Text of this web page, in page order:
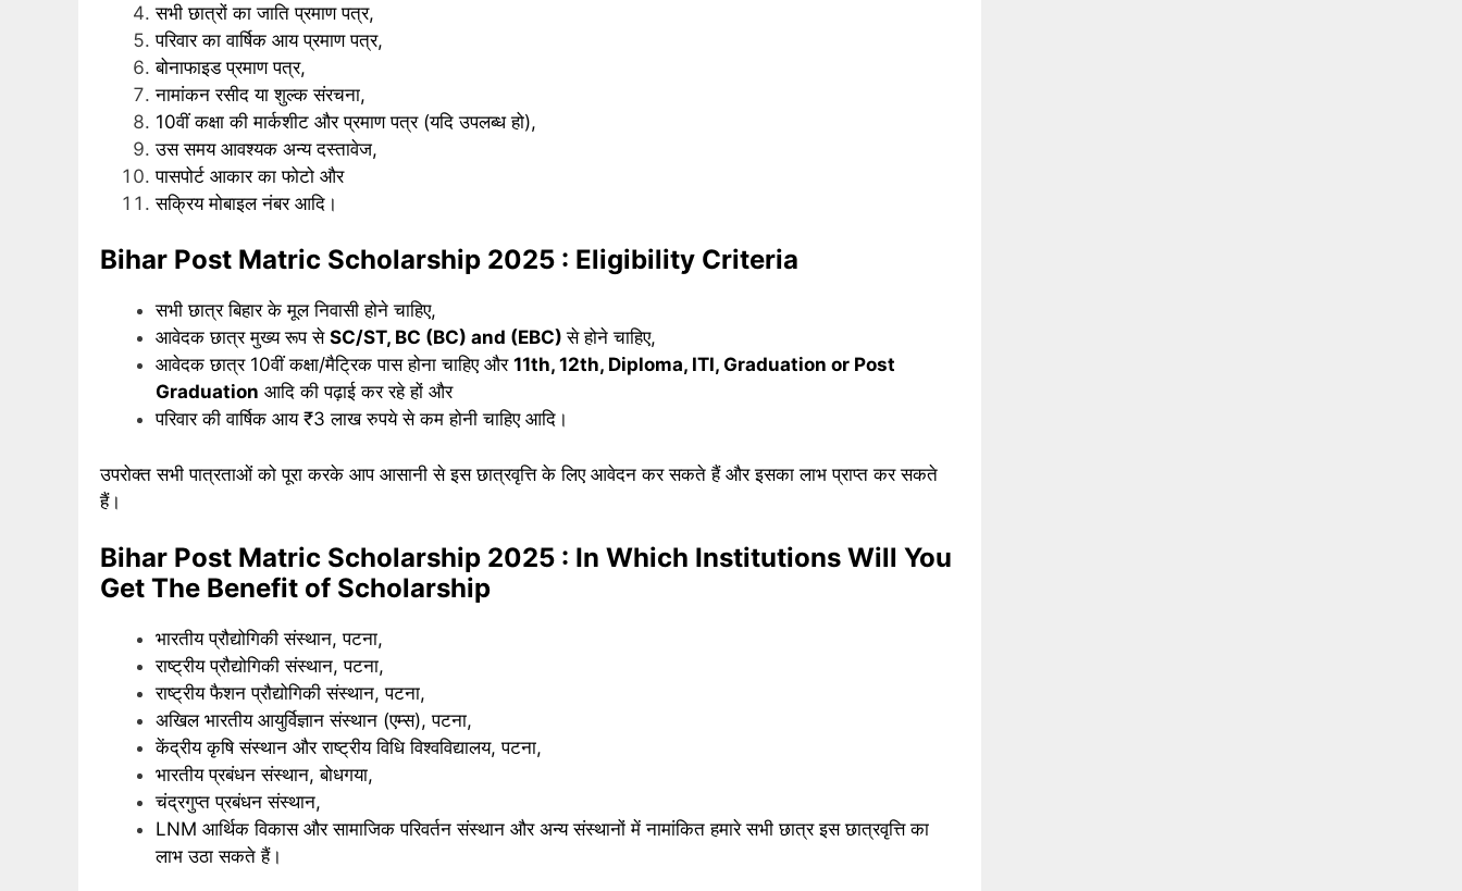
सभी छात्रों का जाति प्रमाण पत्र,
परिवार का वार्षिक आय प्रमाण पत्र,
बोनाफाइड प्रमाण पत्र,
नामांकन रसीद या शुल्क संरचना,
10वीं कक्षा की मार्कशीट और प्रमाण पत्र (यदि उपलब्ध हो),
उस समय आवश्यक अन्य दस्तावेज,
पासपोर्ट आकार का फोटो और
सक्रिय मोबाइल नंबर आदि।
Bihar Post Matric Scholarship 2025 : Eligibility Criteria
सभी छात्र बिहार के मूल निवासी होने चाहिए,
आवेदक छात्र मुख्य रूप से SC/ST, BC (BC) and (EBC)से होने चाहिए,
आवेदक छात्र 10वीं कक्षा/मैट्रिक पास होना चाहिए और 11th, 12th, Diploma, ITI, Graduation or Post
Graduation आदि की पढ़ाई कर रहे हों और
परिवार की वार्षिक आय ₹3 लाख रुपये से कम होनी चाहिए आदि।
उपरोक्त सभी पात्रताओं को पूरा करके आप आसानी से इस छात्रवृत्ति के लिए आवेदन कर सकते हैं और इसका लाभ प्राप्त कर सकते
हैं।
Bihar Post Matric Scholarship 2025 : In Which Institutions Will You
Get The Benefit of Scholarship
भारतीय प्रौद्योगिकी संस्थान, पटना,
राष्ट्रीय प्रौद्योगिकी संस्थान, पटना,
राष्ट्रीय फैशन प्रौद्योगिकी संस्थान, पटना,
अखिल भारतीय आयुर्विज्ञान संस्थान (एम्स), पटना,
केंद्रीय कृषि संस्थान और राष्ट्रीय विधि विश्वविद्यालय, पटना,
भारतीय प्रबंधन संस्थान, बोधगया,
चंद्रगुप्त प्रबंधन संस्थान,
LNM आर्थिक विकास और सामाजिक परिवर्तन संस्थान और अन्य संस्थानों में नामांकित हमारे सभी छात्र इस छात्रवृत्ति का
लाभ उठा सकते हैं।